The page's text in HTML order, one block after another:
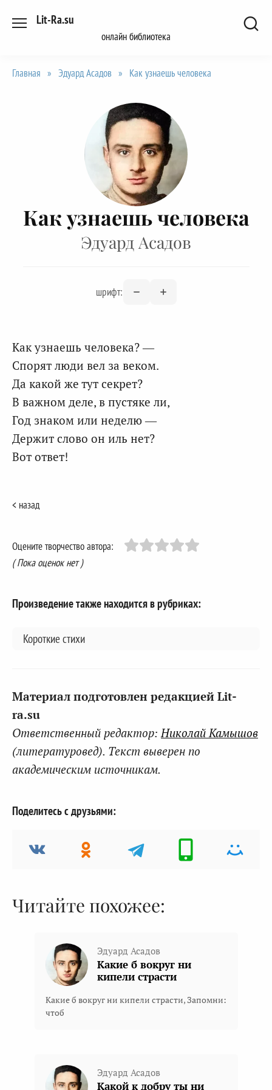
Lit-Ra.su
онлайн библиотека
Главная » Эдуард Асадов » Как узнаешь человека
Как узнаешь человека
Эдуард Асадов
шрифт:
Как узнаешь человека? —
Спорят люди вел за веком.
Да какой же тут секрет?
В важном деле, в пустяке ли,
Год знаком или неделю —
Держит слово он иль нет?
Вот ответ!
< назад
Оцените творчество автора:
( Пока оценок нет )
Произведение также находится в рубриках:
Короткие стихи
Материал подготовлен редакцией Lit-
ra.su
Ответственный редактор:Николай Камышов
(литературовед). Текст выверен по
академическим источникам.
Поделитесь с друзьями:
Читайте похожее:
Эдуард Асадов
Какие б вокруг ни
кипели страсти
Какие б вокруг ни кипели страсти, Запомни:
чтоб
Эдуард Асадов
Какой к добру ты ни